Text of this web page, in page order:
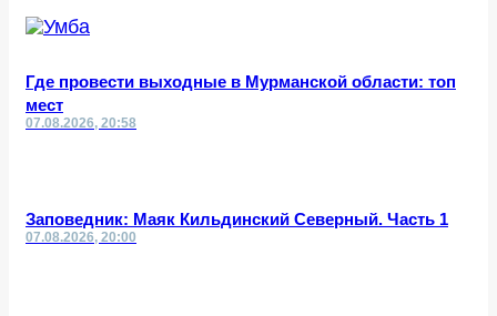
Где провести выходные в Мурманской области: топ
мест
07.08.2026, 20:58
Заповедник: Маяк Кильдинский Северный. Часть 1
07.08.2026, 20:00